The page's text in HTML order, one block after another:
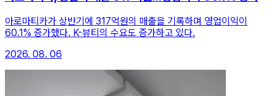
아로마티카가 상반기에 317억원의 매출을 기록하며 영업이익이
60.1% 증가했다. K-뷰티의 수요도 증가하고 있다.
2026. 08. 06